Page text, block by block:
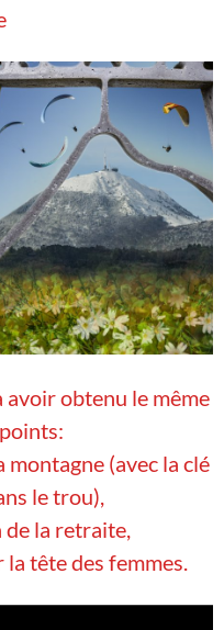
avoir obtenu le même
(avec la clé
le trou),
de la retraite,
tête des femmes.